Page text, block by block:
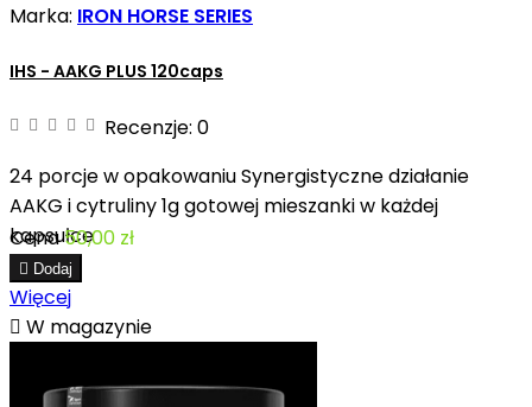
Marka: IRON HORSE SERIES
IHS - AAKG PLUS 120caps
Recenzje: 0
24 porcje w opakowaniu Synergistyczne działanie
AAKG i cytruliny 1g gotowej mieszanki w każdej
kapsułce
Cena50,00 zł
 Dodaj
Więcej
 W magazynie